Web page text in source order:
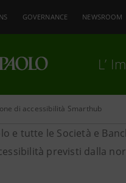
GOVERNANCE NEWSROOM
L’
di accessibilità Smarthub
e tutte le Società e
previsti dalla